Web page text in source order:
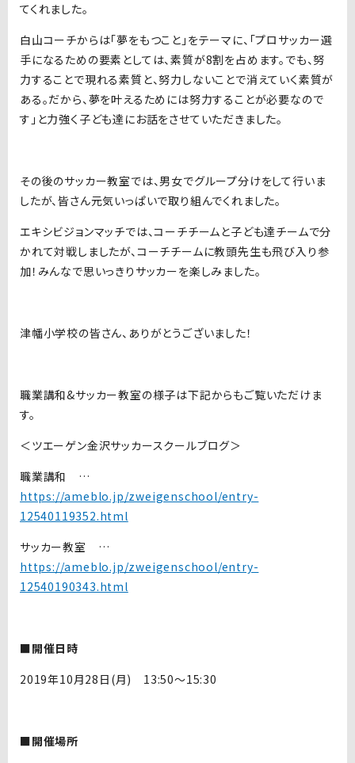
てくれました。
白山コーチからは「夢をもつこと」をテーマに、「プロサッカー選
手になるための要素としては、素質が8割を占めます。でも、努
力することで現れる素質と、努力しないことで消えていく素質が
ある。だから、夢を叶えるためには努力することが必要なので
す」と力強く子ども達にお話をさせていただきました。
その後のサッカー教室では、男女でグループ分けをして行いま
したが、皆さん元気いっぱいで取り組んでくれました。
エキシビジョンマッチでは、コーチチームと子ども達チームで分
かれて対戦しましたが、コーチチームに教頭先生も飛び入り参
加！みんなで思いっきりサッカーを楽しみました。
津幡小学校の皆さん、ありがとうございました！
職業講和&サッカー教室の様子は下記からもご覧いただけま
す。
＜ツエーゲン金沢サッカースクールブログ＞
職業講和 …
https://ameblo.jp/zweigenschool/entry-
12540119352.html
サッカー教室 …
https://ameblo.jp/zweigenschool/entry-
12540190343.html
■開催日時
2019年10月28日(月) 13:50～15:30
■開催場所